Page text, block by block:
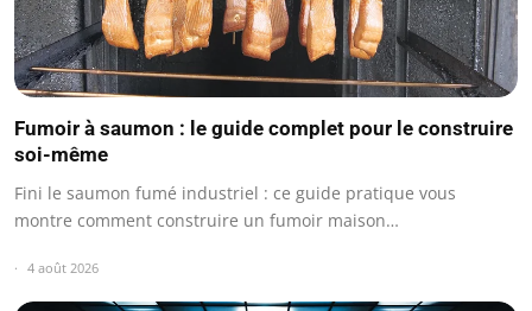
Fumoir à saumon : le guide complet pour le construire
soi-même
Fini le saumon fumé industriel : ce guide pratique vous
montre comment construire un fumoir maison…
4 août 2026